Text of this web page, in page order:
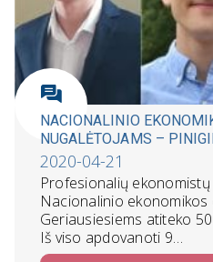
NACIONALINIO
NUGALĖTOJAMS –
2020-04-21
Profesionalių
Nacionalinio
Geriausiesiems atiteko
Iš viso apdovanoti 9…